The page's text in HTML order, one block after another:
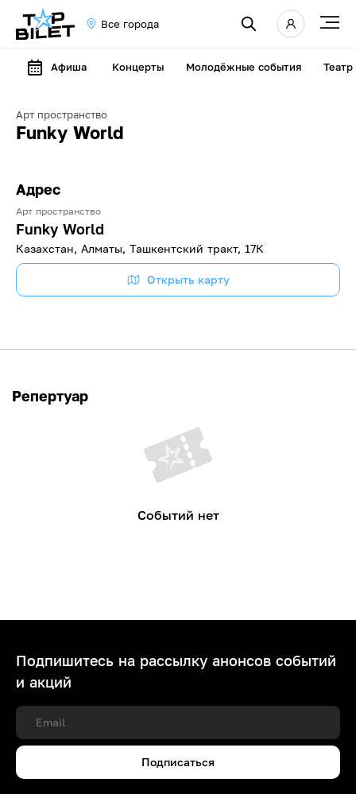
Все города
Афиша Концерты Молодёжные события Театр
Арт пространство
Funky World
Адрес
Арт пространство
Funky World
Казахстан, Алматы, Ташкентский тракт, 17К
Открыть карту
Репертуар
Событий нет
Подпишитесь на рассылку анонсов событий
и акций
Подписаться